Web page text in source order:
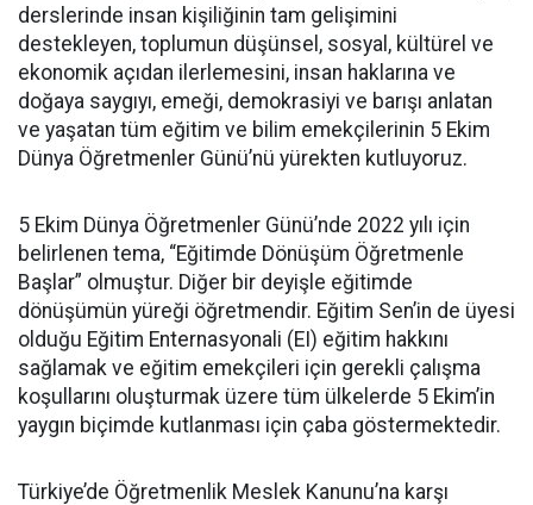
derslerinde insan kişiliğinin tam gelişimini
destekleyen, toplumun düşünsel, sosyal, kültürel ve
ekonomik açıdan ilerlemesini, insan haklarına ve
doğaya saygıyı, emeği, demokrasiyi ve barışı anlatan
ve yaşatan tüm eğitim ve bilim emekçilerinin 5 Ekim
Dünya Öğretmenler Günü’nü yürekten kutluyoruz.
5 Ekim Dünya Öğretmenler Günü’nde 2022 yılı için
belirlenen tema, “Eğitimde Dönüşüm Öğretmenle
Başlar” olmuştur. Diğer bir deyişle eğitimde
dönüşümün yüreği öğretmendir. Eğitim Sen’in de üyesi
olduğu Eğitim Enternasyonali (EI) eğitim hakkını
sağlamak ve eğitim emekçileri için gerekli çalışma
koşullarını oluşturmak üzere tüm ülkelerde 5 Ekim’in
yaygın biçimde kutlanması için çaba göstermektedir.
Türkiye’de Öğretmenlik Meslek Kanunu’na karşı